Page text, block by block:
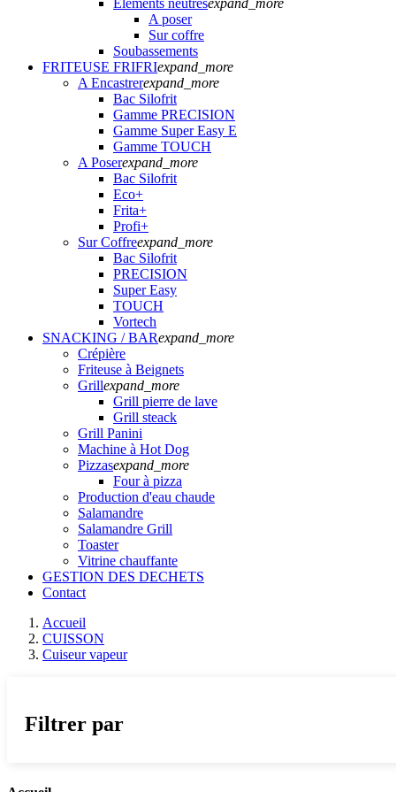
Eléments neutresexpand_more
A poser
Sur coffre
Soubassements
FRITEUSE FRIFRIexpand_more
A Encastrerexpand_more
Bac Silofrit
Gamme PRECISION
Gamme Super Easy E
Gamme TOUCH
A Poserexpand_more
Bac Silofrit
Eco+
Frita+
Profi+
Sur Coffreexpand_more
Bac Silofrit
PRECISION
Super Easy
TOUCH
Vortech
SNACKING / BARexpand_more
Crépière
Friteuse à Beignets
Grillexpand_more
Grill pierre de lave
Grill steack
Grill Panini
Machine à Hot Dog
Pizzasexpand_more
Four à pizza
Production d'eau chaude
Salamandre
Salamandre Grill
Toaster
Vitrine chauffante
GESTION DES DECHETS
Contact
Accueil
CUISSON
Cuiseur vapeur
Filtrer par